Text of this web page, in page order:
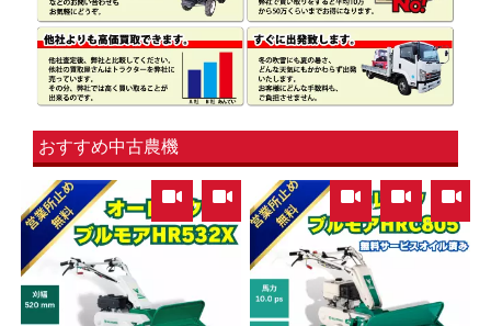
おすすめ中古農機
, , ,